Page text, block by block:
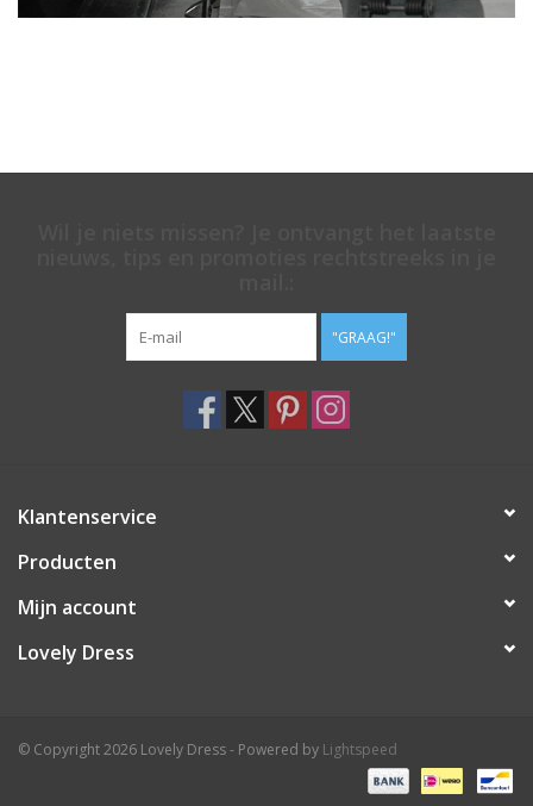
"GRAAG!"
Klantenservice
Producten
Mijn account
Lovely Dress
© Copyright 2026 Lovely Dress - Powered by Lightspeed